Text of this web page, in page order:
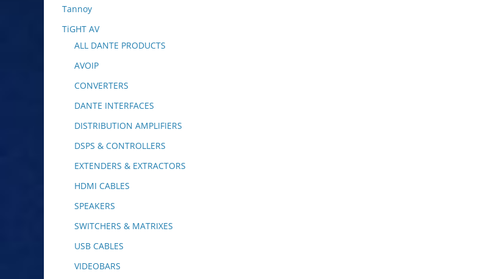
Tannoy
TiGHT AV
ALL DANTE PRODUCTS
AVOIP
CONVERTERS
DANTE INTERFACES
DISTRIBUTION AMPLIFIERS
DSPS & CONTROLLERS
EXTENDERS & EXTRACTORS
HDMI CABLES
SPEAKERS
SWITCHERS & MATRIXES
USB CABLES
VIDEOBARS